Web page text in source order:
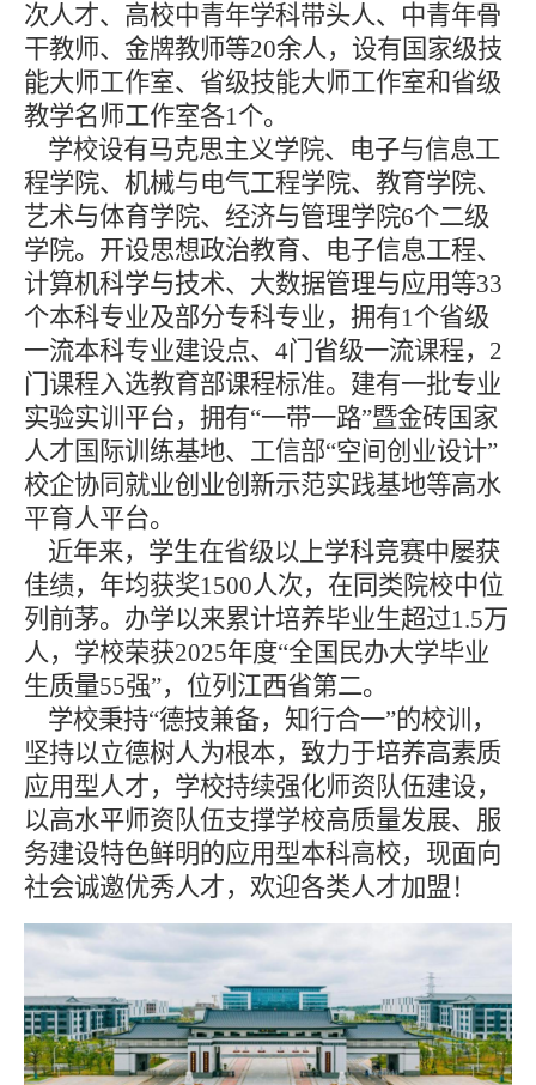
次人才、高校中青年学科带头人、中青年骨
干教师、金牌教师等20余人，设有国家级技
能大师工作室、省级技能大师工作室和省级
教学名师工作室各1个。
学校设有马克思主义学院、电子与信息工
程学院、机械与电气工程学院、教育学院、
艺术与体育学院、经济与管理学院6个二级
学院。开设思想政治教育、电子信息工程、
计算机科学与技术、大数据管理与应用等33
个本科专业及部分专科专业，拥有1个省级
一流本科专业建设点、4门省级一流课程，2
门课程入选教育部课程标准。建有一批专业
实验实训平台，拥有“一带一路”暨金砖国家
人才国际训练基地、工信部“空间创业设计”
校企协同就业创业创新示范实践基地等高水
平育人平台。
近年来，学生在省级以上学科竞赛中屡获
佳绩，年均获奖1500人次，在同类院校中位
列前茅。办学以来累计培养毕业生超过1.5万
人，学校荣获2025年度“全国民办大学毕业
生质量55强”，位列江西省第二。
学校秉持“德技兼备，知行合一”的校训，
坚持以立德树人为根本，致力于培养高素质
应用型人才，学校持续强化师资队伍建设，
以高水平师资队伍支撑学校高质量发展、服
务建设特色鲜明的应用型本科高校，现面向
社会诚邀优秀人才，欢迎各类人才加盟！